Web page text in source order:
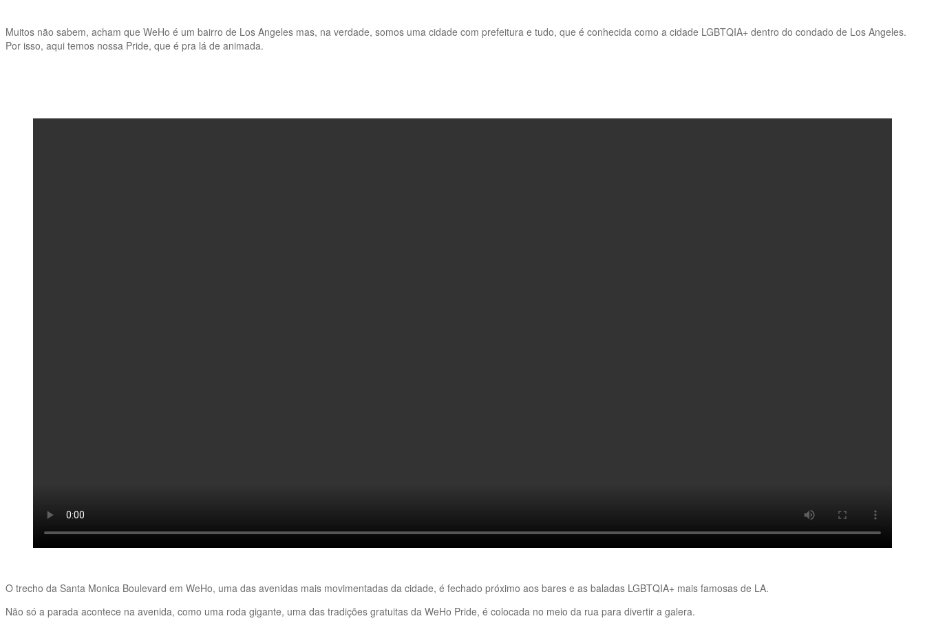
Muitos não sabem, acham que WeHo é um bairro de Los Angeles mas, na verdade, somos uma cidade com prefeitura e tudo, que é conhecida como a cidade LGBTQIA+ dentro do condado de Los Angeles.
Por isso, aqui temos nossa Pride, que é pra lá de animada.
O trecho da Santa Monica Boulevard em WeHo, uma das avenidas mais movimentadas da cidade, é fechado próximo aos bares e as baladas LGBTQIA+ mais famosas de LA.
Não só a parada acontece na avenida, como uma roda gigante, uma das tradições gratuitas da WeHo Pride, é colocada no meio da rua para divertir a galera.